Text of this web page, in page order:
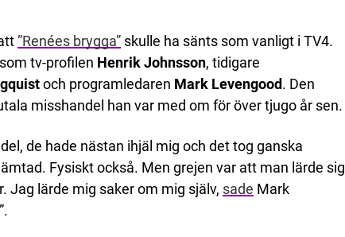
”Renées brygga” skulle ha sänts som vanligt i TV4.
tv-profilen Henrik Johnsson, tidigare
och programledaren Mark Levengood. Den
misshandel han var med om för över tjugo år sen.
de hade nästan ihjäl mig och det tog ganska
Fysiskt också. Men grejen var att man lärde sig
Jag lärde mig saker om mig själv, sade Mark